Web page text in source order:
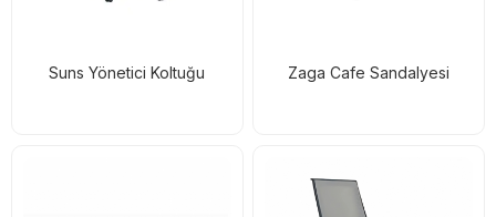
Suns Yönetici Koltuğu Zaga Cafe Sandalyesi